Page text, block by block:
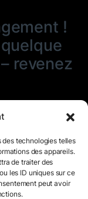
des technologies telles
des appareils.
de traiter des
les ID uniques sur ce
peut avoir
!
revenez